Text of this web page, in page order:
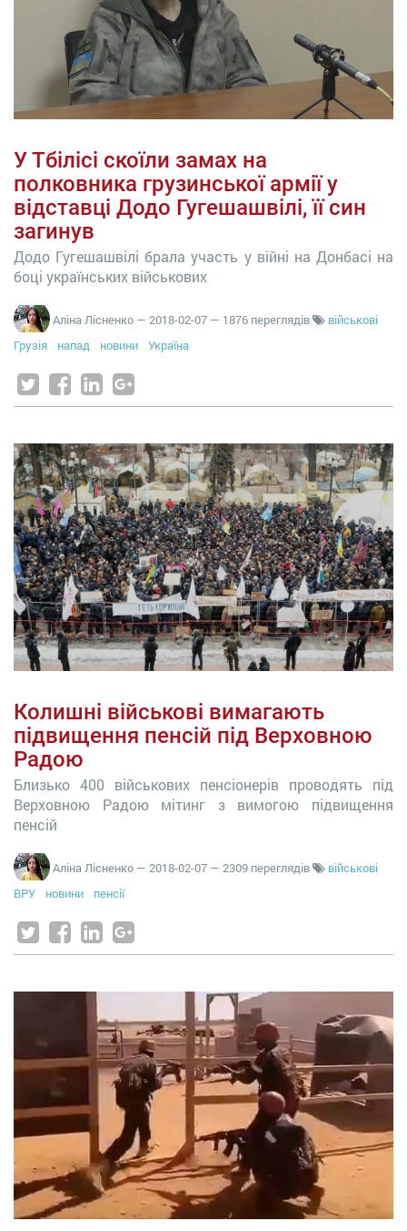
У Тбілісі скоїли замах на
полковника грузинської армії у
відставці Додо Гугешашвілі, її син
загинув
Додо Гугешашвілі брала участь у війні на Донбасі на
боці українських військових
Аліна Лісненко — 2018-02-07 — 1876 переглядів
військові
Грузія
напад новини Україна
Колишні військові вимагають
підвищення пенсій під Верховною
Радою
Близько 400 військових пенсіонерів проводять під
Верховною Радою мітинг з вимогою підвищення
пенсій
Аліна Лісненко — 2018-02-07 — 2309 переглядів
військові
ВРУ
новини пенсії